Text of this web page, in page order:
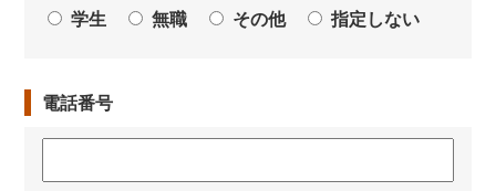
学生
無職 その他 指定しない
電話番号